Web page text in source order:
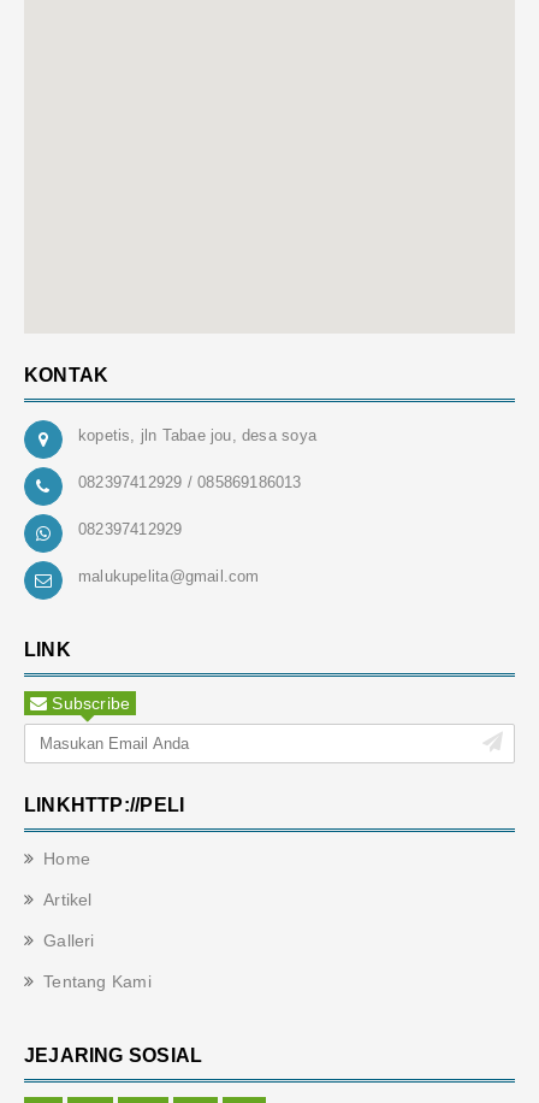
KONTAK
kopetis, jln Tabae jou, desa soya
082397412929 / 085869186013
082397412929
malukupelita@gmail.com
LINK
Subscribe
LINKHTTP://PELI
Home
Artikel
Galleri
Tentang Kami
JEJARING SOSIAL